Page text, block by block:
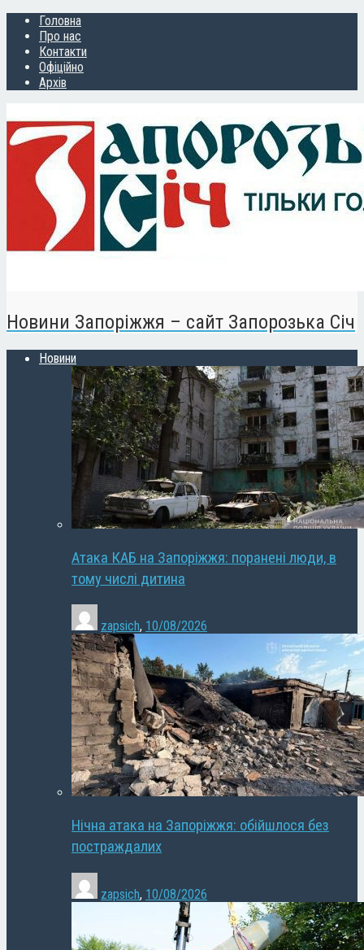
Головна
Про нас
Контакти
Офіційно
Архів
Новини Запоріжжя – сайт Запорозька Січ
Новини
Атака КАБ на Запоріжжя: поранені люди, в
тому числі дитина
zapsich, 10/08/2026
Нічна атака на Запоріжжя: обійшлося без
постраждалих
zapsich, 10/08/2026